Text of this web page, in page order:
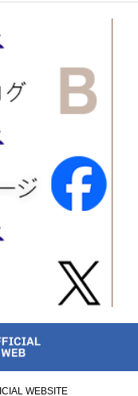
WEBSITE